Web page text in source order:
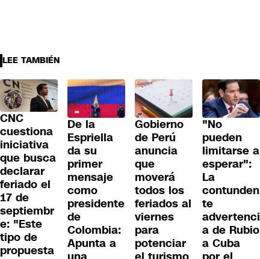
LEE TAMBIÉN
CNC
cuestiona
iniciativa
que busca
declarar
feriado el
17 de
septiembr
e: "Este
tipo de
propuesta
De la
Espriella
da su
primer
mensaje
como
presidente
de
Colombia:
Apunta a
Gobierno
de Perú
anuncia
que
moverá
todos los
feriados al
viernes
para
potenciar
"No
pueden
limitarse a
esperar":
La
contunden
te
advertenci
a de Rubio
a Cuba